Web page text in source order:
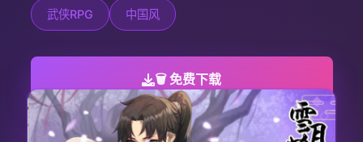
武侠RPG 中国风
🗑️ 免费下载